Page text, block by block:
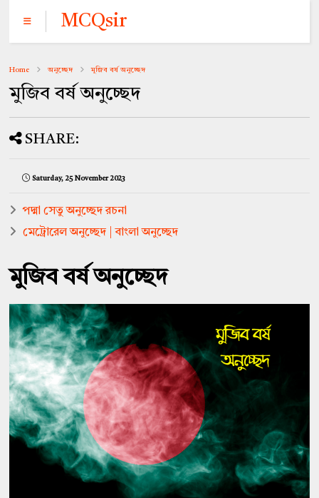
MCQsir
Home অনুচ্ছেদ মুজিব বর্ষ অনুচ্ছেদ
মুজিব বর্ষ অনুচ্ছেদ
SHARE:
Saturday, 25 November 2023
পদ্মা সেতু অনুচ্ছেদ রচনা
মেট্রোরেল অনুচ্ছেদ | বাংলা অনুচ্ছেদ
মুজিব বর্ষ অনুচ্ছেদ